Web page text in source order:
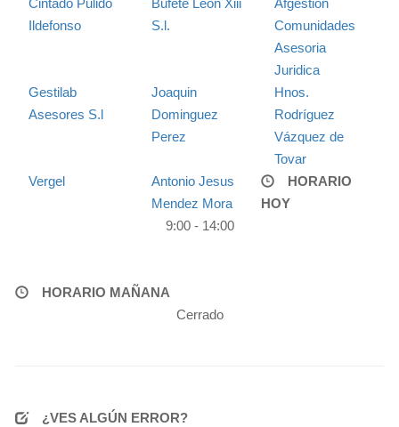
Cintado Pulido
Ildefonso
Bufete Leon Xiii
S.l.
Afgestion
Comunidades
Asesoria
Juridica
Gestilab
Asesores S.l
Joaquin
Dominguez
Perez
Hnos.
Rodríguez
Vázquez de
Tovar
Vergel
Antonio Jesus
Mendez Mora
HORARIO
HOY
9:00 - 14:00
HORARIO MAÑANA
Cerrado
¿VES ALGÚN ERROR?